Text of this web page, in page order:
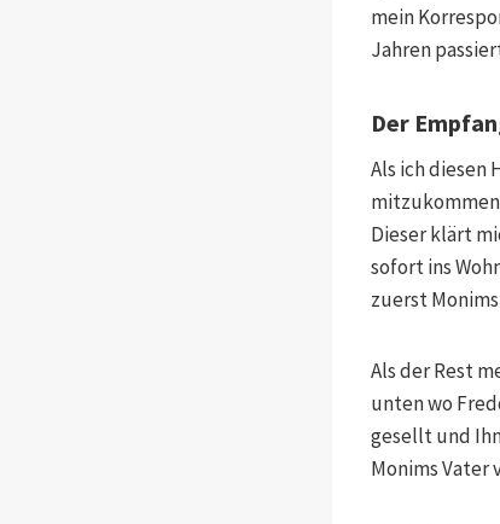
mein
Jahren
Der
Als ich diesen
Dieser klärt
sofort ins
zuerst
Als der Rest
unten wo
gesellt und
Monims Vater